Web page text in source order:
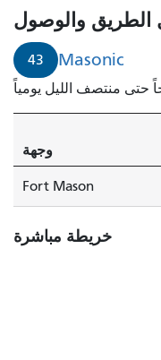
خلال
4
دقائق.
الطريق والوصول
43 Masonic
وجهة
Fort Mason
خريطة مباشرة